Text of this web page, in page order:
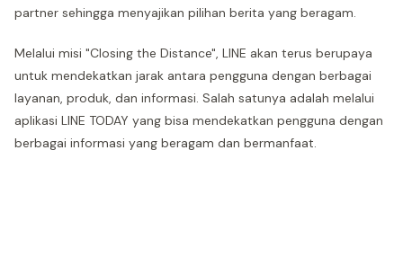
partner sehingga menyajikan pilihan berita yang beragam.
Melalui misi "Closing the Distance", LINE akan terus berupaya
untuk mendekatkan jarak antara pengguna dengan berbagai
layanan, produk, dan informasi. Salah satunya adalah melalui
aplikasi LINE TODAY yang bisa mendekatkan pengguna dengan
berbagai informasi yang beragam dan bermanfaat.